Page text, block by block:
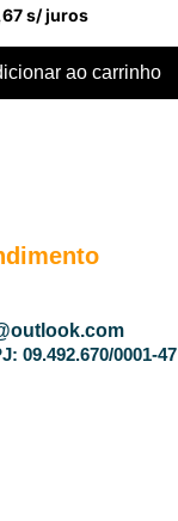
s/ juros
ao carrinho
09.492.670/0001-47